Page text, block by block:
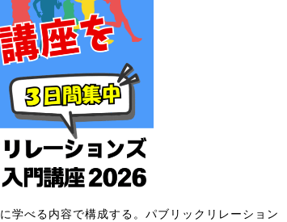
学べる内容で構成する。パブリックリレーション